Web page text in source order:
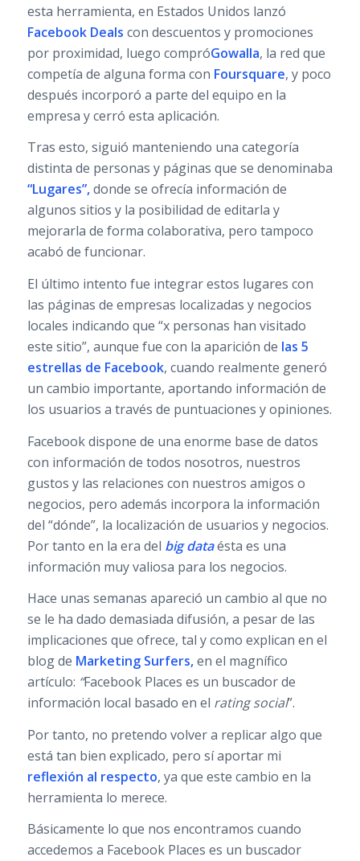
esta herramienta, en Estados Unidos lanzó
Facebook Deals con descuentos y promociones
por proximidad, luego compróGowalla, la red que
competía de alguna forma con Foursquare, y poco
después incorporó a parte del equipo en la
empresa y cerró esta aplicación.
Tras esto, siguió manteniendo una categoría
distinta de personas y páginas que se denominaba
“Lugares”,donde se ofrecía información de
algunos sitios y la posibilidad de editarla y
mejorarla de forma colaborativa, pero tampoco
acabó de funcionar.
El último intento fue integrar estos lugares con
las páginas de empresas localizadas y negocios
locales indicando que “x personas han visitado
este sitio”, aunque fue con la aparición de las 5
estrellas de Facebook, cuando realmente generó
un cambio importante, aportando información de
los usuarios a través de puntuaciones y opiniones.
Facebook dispone de una enorme base de datos
con información de todos nosotros, nuestros
gustos y las relaciones con nuestros amigos o
negocios, pero además incorpora la información
del “dónde”, la localización de usuarios y negocios.
Por tanto en la era del big dataésta es una
información muy valiosa para los negocios.
Hace unas semanas apareció un cambio al que no
se le ha dado demasiada difusión, a pesar de las
implicaciones que ofrece, tal y como explican en el
blog de Marketing Surfers,en el magnífico
artículo: “Facebook Places es un buscador de
información local basado en el rating social”.
Por tanto, no pretendo volver a replicar algo que
está tan bien explicado, pero sí aportar mi
reflexión al respecto, ya que este cambio en la
herramienta lo merece.
Básicamente lo que nos encontramos cuando
accedemos a Facebook Places es un buscador